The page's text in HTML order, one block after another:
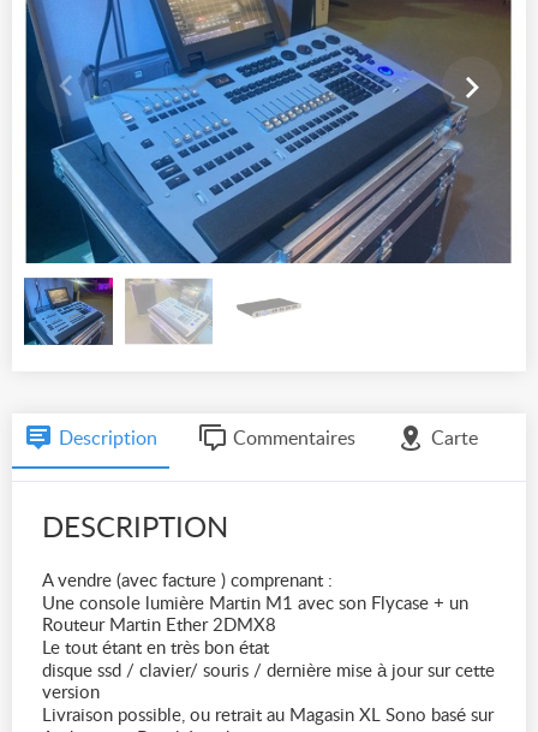
Description Commentaires Carte
DESCRIPTION
A vendre (avec facture ) comprenant :
Une console lumière Martin M1 avec son Flycase + un
Routeur Martin Ether 2DMX8
Le tout étant en très bon état
disque ssd / clavier/ souris / dernière mise à jour sur cette
version
Livraison possible, ou retrait au Magasin XL Sono basé sur